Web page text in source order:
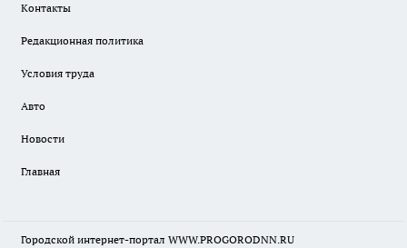
Контакты
Редакционная политика
Условия труда
Авто
Новости
Главная
Городской интернет-портал WWW.PROGORODNN.RU